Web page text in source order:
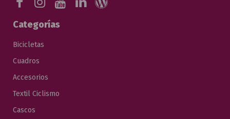
Categorías
Bicicletas
Cuadros
Accesorios
Textil Ciclismo
Cascos